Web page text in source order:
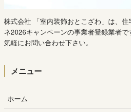
株式会社 「室内装飾おとこざわ」は、住
ネ2026キャンペーンの事業者登録業者で
気軽にお問い合わせ下さい。
メニュー
ホーム